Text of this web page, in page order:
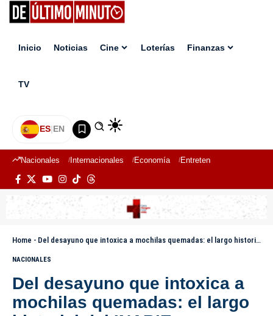
Inicio Noticias Cine Loterías Finanzas
TV
ES|EN
Nacionales Internacionales Economía Entretenimiento
Home - Del desayuno que intoxica a mochilas quemadas: el largo historial del INABIE
NACIONALES
Del desayuno que intoxica a
mochilas quemadas: el largo